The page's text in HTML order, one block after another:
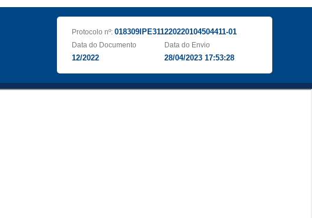
Protocolo nº: 018309IPE311220220104504411-01
Data do Documento
12/2022
Data do Envio
28/04/2023 17:53:28